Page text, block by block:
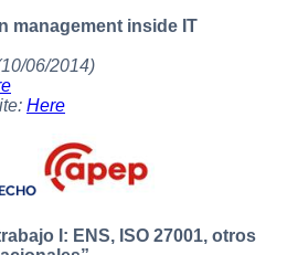
management inside IT
06/2014)
Here
I: ENS, ISO 27001, otros